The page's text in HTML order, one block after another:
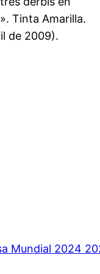
Tinta Amarilla.
de 2009).
Mundial 2024